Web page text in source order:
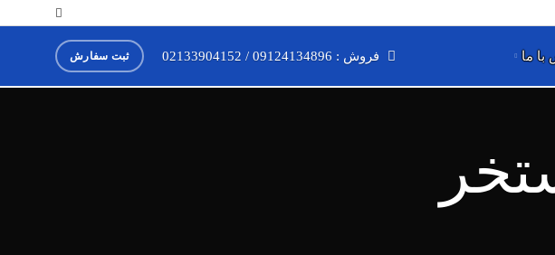
با ما فروش : 09124134896 / 02133904152 ثبت سفارش